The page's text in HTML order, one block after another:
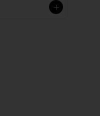
incluye - Roll